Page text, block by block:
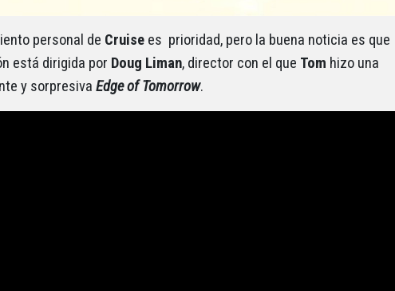
personal de Cruise es prioridad, pero la buena noticia es que
está dirigida por Doug Liman, director con el que Tom hizo una
y sorpresiva Edge of Tomorrow.